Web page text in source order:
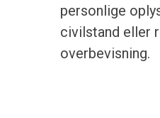
personlige
civilstand eller
overbevisning.